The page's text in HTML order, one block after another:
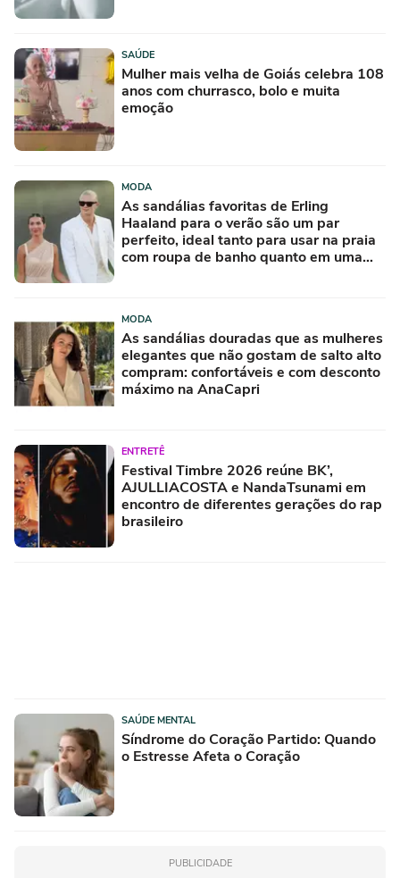
SAÚDE
Mulher mais velha de Goiás celebra 108
anos com churrasco, bolo e muita
emoção
MODA
As sandálias favoritas de Erling
Haaland para o verão são um par
perfeito, ideal tanto para usar na praia
com roupa de banho quanto em uma
MODA
As sandálias douradas que as mulheres
elegantes que não gostam de salto alto
compram: confortáveis e com desconto
máximo na AnaCapri
ENTRETÊ
Festival Timbre 2026 reúne BK’,
AJULLIACOSTA e NandaTsunami em
encontro de diferentes gerações do rap
brasileiro
SAÚDE MENTAL
Síndrome do Coração Partido: Quando
o Estresse Afeta o Coração
PUBLICIDADE